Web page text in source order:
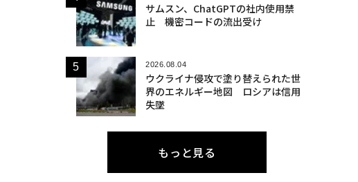
サムスン、ChatGPTの社内使用禁
止 機密コードの流出受け
2026.08.04
ウクライナ侵攻で塗り替えられた世
界のエネルギー地図 ロシアは信用
失墜
もっと見る